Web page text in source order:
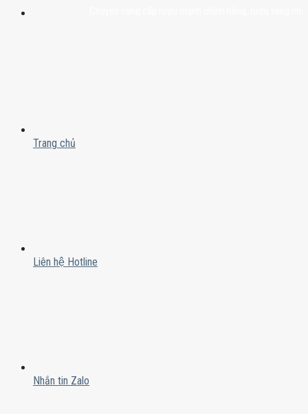
Trang chủ
Liên hệ Hotline
Nhắn tin Zalo